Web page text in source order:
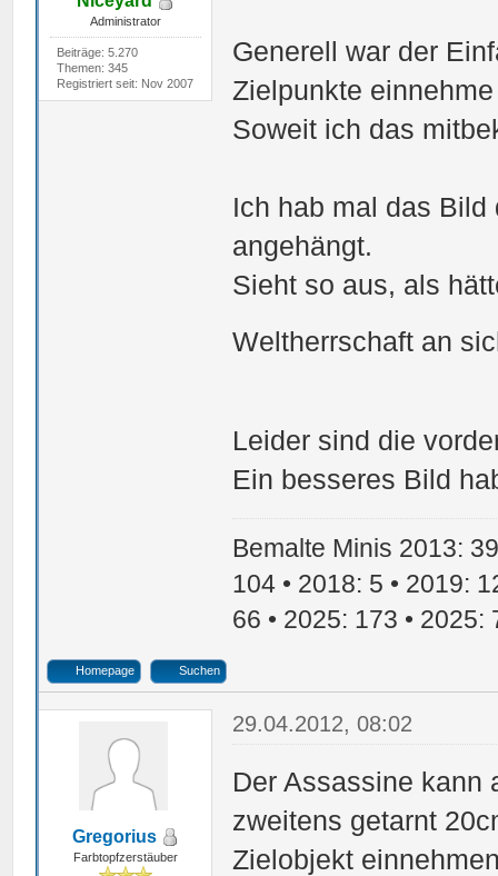
Administrator
Beiträge: 5.270
Themen: 345
Registriert seit: Nov 2007
Generell war der
Zielpunkte
Soweit ich das
Ich hab mal das
angehängt.
Sieht so aus, als
Weltherrschaft an
Leider sind die
Ein besseres Bild
Bemalte Minis 2013:
104 • 2018: 5 • 2019:
66 • 2025: 173 • 2025:
Homepage Suchen
Gregorius
Farbtopfzerstäuber
29.04.2012, 08:02
Der Assassine kann
zweitens getarnt
Zielobjekt